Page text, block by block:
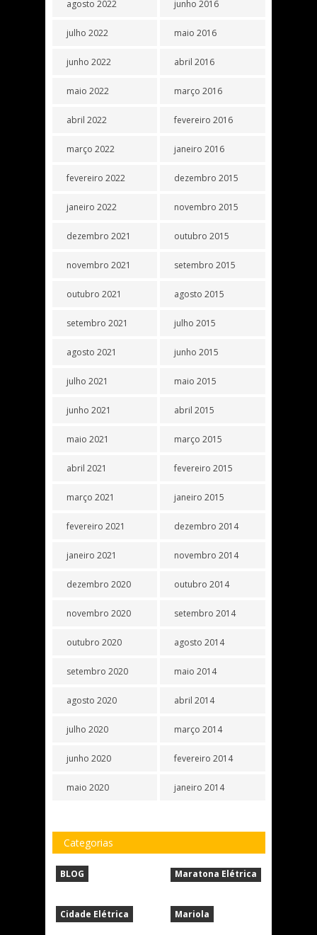
agosto 2022
julho 2022
junho 2022
maio 2022
abril 2022
março 2022
fevereiro 2022
janeiro 2022
dezembro 2021
novembro 2021
outubro 2021
setembro 2021
agosto 2021
julho 2021
junho 2021
maio 2021
abril 2021
março 2021
fevereiro 2021
janeiro 2021
dezembro 2020
novembro 2020
outubro 2020
setembro 2020
agosto 2020
julho 2020
junho 2020
maio 2020
junho 2016
maio 2016
abril 2016
março 2016
fevereiro 2016
janeiro 2016
dezembro 2015
novembro 2015
outubro 2015
setembro 2015
agosto 2015
julho 2015
junho 2015
maio 2015
abril 2015
março 2015
fevereiro 2015
janeiro 2015
dezembro 2014
novembro 2014
outubro 2014
setembro 2014
agosto 2014
maio 2014
abril 2014
março 2014
fevereiro 2014
janeiro 2014
Categorias
BLOG
Cidade Elétrica
Maratona Elétrica
Mariola